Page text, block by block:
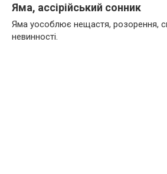
Яма, ассірійський сонник
Яма уособлює нещастя, розорення,
невинності.